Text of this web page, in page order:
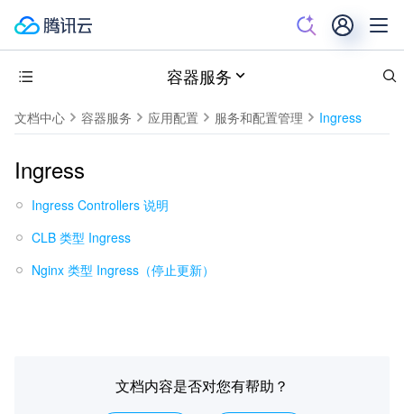
容器服务
文档中心 容器服务 应用配置 服务和配置管理 Ingress
Ingress
Ingress Controllers 说明
CLB 类型 Ingress
Nginx 类型 Ingress（停止更新）
文档内容是否对您有帮助？